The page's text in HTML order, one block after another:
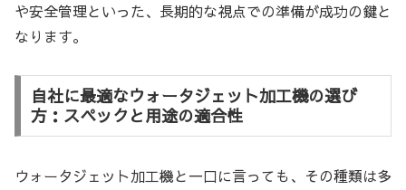
や安全管理といった、長期的な視点での準備が成功の鍵と
なります。
自社に最適なウォータジェット加工機の選び
方：スペックと用途の適合性
ウォータジェット加工機と一口に言っても、その種類は多